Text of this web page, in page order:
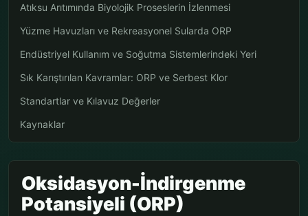
Atıksu Arıtımında Biyolojik Proseslerin İzlenmesi
Yüzme Havuzları ve Rekreasyonel Sularda ORP
Endüstriyel Kullanım ve Soğutma Sistemlerindeki Yeri
Sık Karıştırılan Kavramlar: ORP ve Serbest Klor
Standartlar ve Kılavuz Değerler
Kaynaklar
Oksidasyon-İndirgenme
Potansiyeli (ORP)